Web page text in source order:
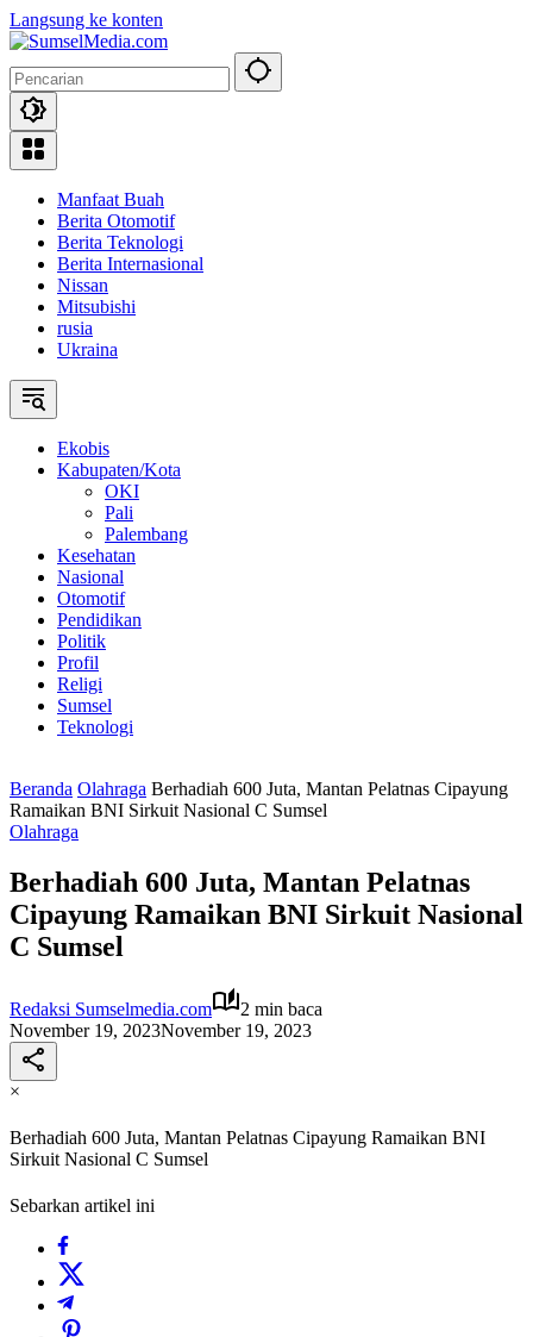
Langsung ke konten
Manfaat Buah
Berita Otomotif
Berita Teknologi
Berita Internasional
Nissan
Mitsubishi
rusia
Ukraina
Ekobis
Kabupaten/Kota
OKI
Pali
Palembang
Kesehatan
Nasional
Otomotif
Pendidikan
Politik
Profil
Religi
Sumsel
Teknologi
Beranda Olahraga Berhadiah 600 Juta, Mantan Pelatnas Cipayung
Ramaikan BNI Sirkuit Nasional C Sumsel
Olahraga
Berhadiah 600 Juta, Mantan Pelatnas
Cipayung Ramaikan BNI Sirkuit Nasional
C Sumsel
Redaksi Sumselmedia.com
2 min baca
November 19, 2023November 19, 2023
×
Berhadiah 600 Juta, Mantan Pelatnas Cipayung Ramaikan BNI
Sirkuit Nasional C Sumsel
Sebarkan artikel ini